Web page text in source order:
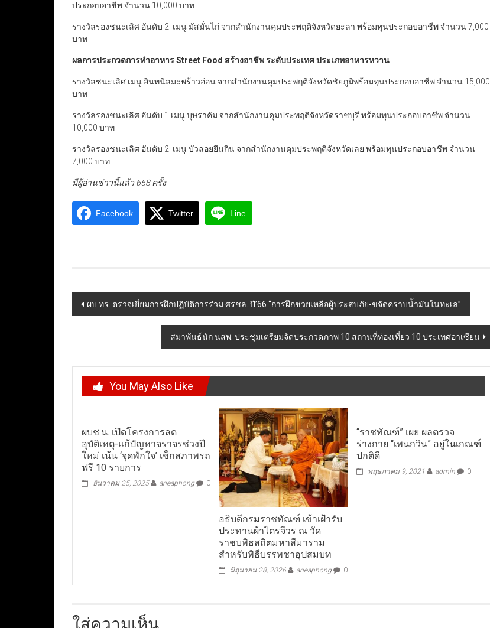
ประกอบอาชีพ จำนวน 10,000 บาท
รางวัลรองชนะเลิศ อันดับ 2 เมนู มัสมั่นไก่ จากสำนักงานคุมประพฤติจังหวัดยะลา พร้อมทุนประกอบอาชีพ จำนวน 7,000
บาท
ผลการประกวดการทำอาหาร Street Food สร้างอาชีพ ระดับประเทศ ประเภทอาหารหวาน
รางวัลชนะเลิศ เมนู อินทนิลมะพร้าวอ่อน จากสำนักงานคุมประพฤติจังหวัดชัยภูมิพร้อมทุนประกอบอาชีพ จำนวน 15,000
บาท
รางวัลรองชนะเลิศ อันดับ 1 เมนู บุษราคัม จากสำนักงานคุมประพฤติจังหวัดราชบุรี พร้อมทุนประกอบอาชีพ จำนวน
10,000 บาท
รางวัลรองชนะเลิศ อันดับ 2 เมนู บัวลอยยืนกิน จากสำนักงานคุมประพฤติจังหวัดเลย พร้อมทุนประกอบอาชีพ จำนวน
7,000 บาท
มีผู้อ่านข่าวนี้แล้ว 658 ครั้ง
Facebook Twitter Line
Post
ผบ.ทร. ตรวจเยี่ยมการฝึกปฏิบัติการร่วม ศรชล. ปี’66 “การฝึกช่วยเหลือผู้ประสบภัย-ขจัดคราบน้ำมันในทะเล”
สมาพันธ์นัก นสพ. ประชุมเตรียมจัดประกวดภาพ 10 สถานที่ท่องเที่ยว 10 ประเทศอาเซียน
You May Also Like
ผบช.น. เปิดโครงการลด
อุบัติเหตุ-แก้ปัญหาจราจรช่วงปี
ใหม่ เน้น ‘จุดพักใจ’ เช็กสภาพรถ
ฟรี 10 รายการ
ธันวาคม 25, 2025 aneaphong 0
อธิบดีกรมราชทัณฑ์ เข้าเฝ้ารับ
ประทานผ้าไตรจีวร ณ วัด
ราชบพิธสถิตมหาสีมาราม
สำหรับพิธีบรรพชาอุปสมบท
มิถุนายน 28, 2026 aneaphong 0
“ราชทัณฑ์” เผย ผลตรวจ
ร่างกาย “เพนกวิน” อยู่ในเกณฑ์
ปกติดี
พฤษภาคม 9, 2021 admin 0
ใส่ความเห็น